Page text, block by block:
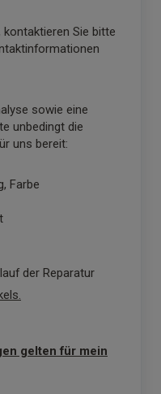
Sie bitte
sowie eine
unbedingt die
uns bereit:
Farbe
der Reparatur
.
gelten für mein